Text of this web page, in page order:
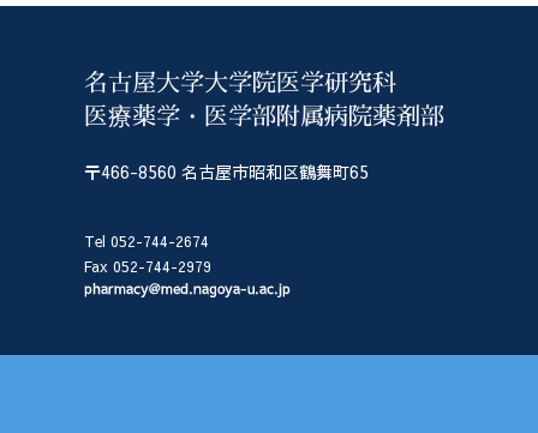
名古屋大学大学院医学研究科
医療薬学・医学部附属病院薬剤部
〒466-8560 名古屋市昭和区鶴舞町65
Tel 052-744-2674
Fax 052-744-2979